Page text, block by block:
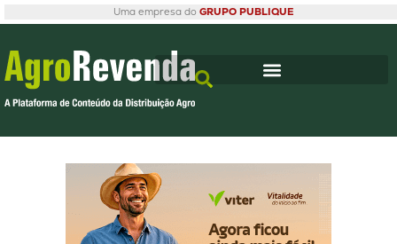
Uma empresa do GRUPO PUBLIQUE